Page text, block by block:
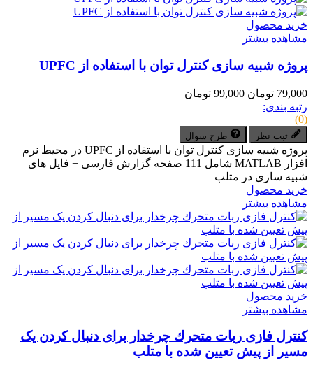
خرید محصول
مشاهده بیشتر
پروژه شبیه سازی کنترل توان با استفاده از UPFC
79,000 تومان
99,000 تومان
رتبه بندی:
(0)
ثبت نظر طرح سوال
پروژه شبیه سازی کنترل توان با استفاده از UPFC در محیط نرم
افزار MATLAB شامل 111 صفحه گزارش فارسی + فایل های
شبیه سازی در متلب
خرید محصول
مشاهده بیشتر
خرید محصول
مشاهده بیشتر
کنترل فازی ربات متحرك چرخدار برای دنبال کردن یک
مسیر از پیش تعیین شده با متلب